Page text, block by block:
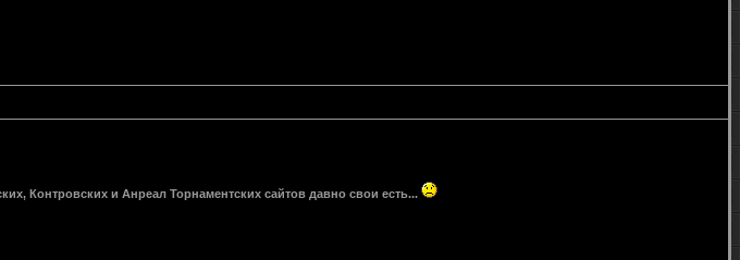
Контровских и Анреал Торнаментских сайтов давно свои есть...